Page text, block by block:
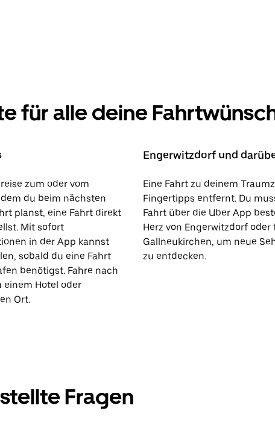
für alle deine
zum oder vom
du beim nächsten
planst, eine Fahrt direkt
Mit sofort
in der App kannst
sobald du eine Fahrt
benötigst. Fahre nach
einem Hotel oder
Ort.
Engerwitzdorf und
Eine Fahrt zu deinem
Fingertipps entfernt. Du
Fahrt über die Uber App
Herz von Engerwitzdorf oder
Gallneukirchen, um neue
zu entdecken.
Fragen